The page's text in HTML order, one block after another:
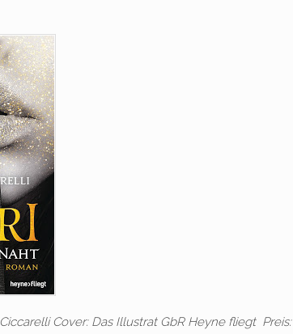
Cover: Das Illustrat GbR Heyne fliegt Preis: